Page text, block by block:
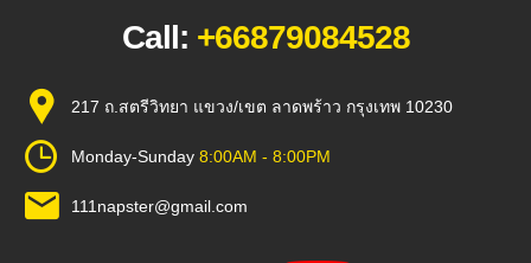
Call: +66879084528
217 ถ.สตรีวิทยา แขวง/เขต ลาดพร้าว กรุงเทพ 10230
Monday-Sunday 8:00AM - 8:00PM
111napster@gmail.com